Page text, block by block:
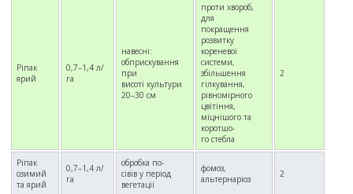
Ріпак
ярий
0,7–1,4 л/
га
навеснi:
обприскування
при
висотi культури
20–30 см
проти хвороб,
для
покращення
розвитку
кореневої
системи,
збiльшення
гiлкування,
рiвномiрного
цвiтiння,
мiцнiшого та
коротшо-
го стебла
2
Ріпак
озимий
та ярий
0,7–1,4 л/
га
обробка по-
сівів у період
вегетації
фомоз,
альтернаріоз
2